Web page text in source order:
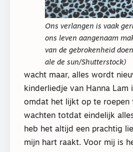
Ons verlangen is vaak
ons leven aangenaam
van de gebrokenheid
ale de sun/Shutterstock)
wacht maar, alles wordt
kinderliedje van Hanna Lam
omdat het lijkt op te roepen
wachten totdat eindelijk
heb het altijd een prachtig
mijn hart raakt. Voor mij is